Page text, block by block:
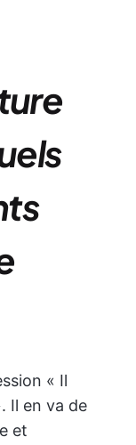
« Il
Il en va de
et